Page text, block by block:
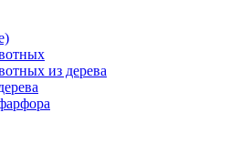
из дерева